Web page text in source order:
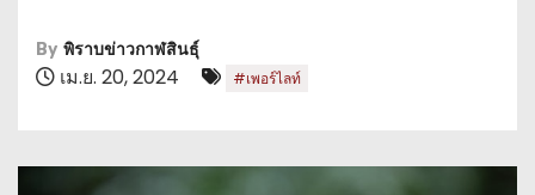
By พิราบข่าวกาฬสินธุ์
เม.ย. 20, 2024 #เพอร์ไลท์